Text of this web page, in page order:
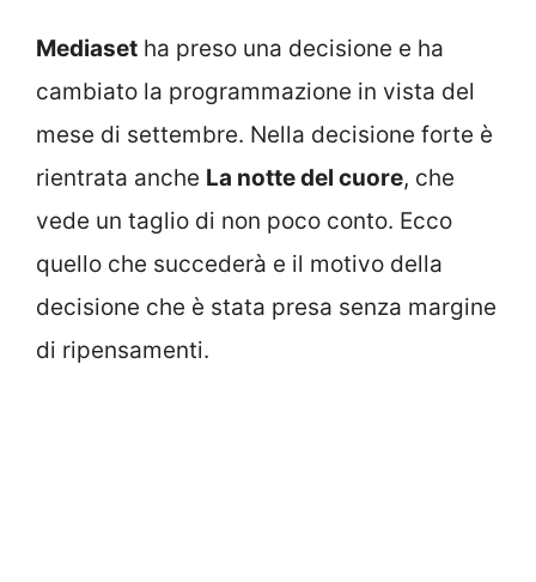
Mediaset ha preso una decisione e ha
cambiato la programmazione in vista del
mese di settembre. Nella decisione forte è
rientrata anche La notte del cuore, che
vede un taglio di non poco conto. Ecco
quello che succederà e il motivo della
decisione che è stata presa senza margine
di ripensamenti.